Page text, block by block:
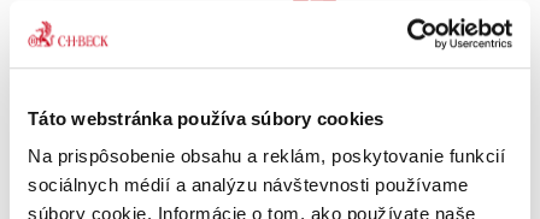
Táto webstránka používa súbory cookies
Na prispôsobenie obsahu a reklám, poskytovanie funkcií
sociálnych médií a analýzu návštevnosti používame
súbory cookie. Informácie o tom, ako používate naše
Kniha je rozdelená na päť častí, v ktorých sa
autor venuje téme práva na spravodlivý proces
tohto inštitútu, jeho vymedzeniu, garancii a